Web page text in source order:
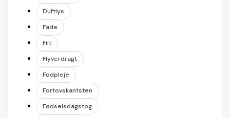
Duftlys
Fade
Filt
Flyverdragt
Fodpleje
Fortovskantsten
Fødselsdagstog